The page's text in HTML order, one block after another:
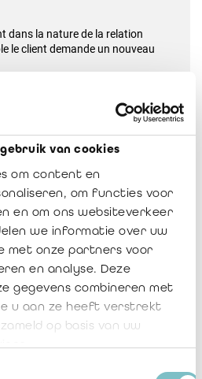
van cookies
om content en
om functies voor
en om ons websiteverkeer
we informatie over uw
met onze partners voor
en analyse. Deze
gegevens combineren met
u aan ze heeft verstrekt
op basis van uw
dans la nature de la relation
le client demande un nouveau
pour les clients et les
un
FT soit vérifié tous les trois ans et,
au plus tard le 31 décembre de
suit l’acceptation du client; (ex :
de commissaire) ;
un niveau derisque élevé
doit être mise à jour, au plus tard,
année suivant l’année
.